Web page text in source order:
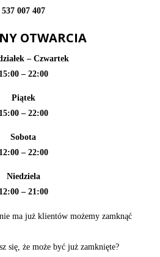
537 007 407
OTWARCIA
– Czwartek
15:00 – 22:00
Piątek
15:00 – 22:00
Sobota
12:00 – 22:00
Niedziela
12:00 – 21:00
ma już klientów możemy zamknąć
się, że może być już zamknięte?